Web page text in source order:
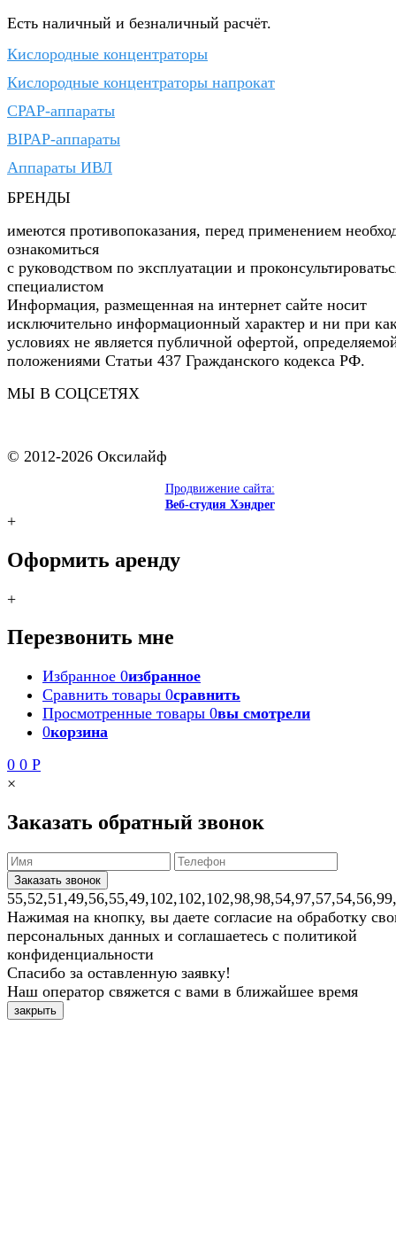
Есть наличный и безналичный расчёт.
Кислородные концентраторы
Кислородные концентраторы напрокат
CPAP-аппараты
BIPAP-аппараты
Аппараты ИВЛ
БРЕНДЫ
имеются противопоказания, перед применением
ознакомиться
с руководством по эксплуатации и
специалистом
Информация, размещенная на интернет сайте носит
исключительно информационный характер и ни при
условиях не является публичной офертой,
положениями Статьи 437 Гражданского кодекса РФ.
МЫ В СОЦСЕТЯХ
© 2012-2026 Оксилайф
Продвижение сайта:
Веб-студия Хэндрег
+
Оформить аренду
+
Перезвонить мне
Избранное 0избранное
Сравнить товары 0сравнить
Просмотренные товары 0вы смотрели
0корзина
0 0 Р
×
Заказать обратный звонок
Нажимая на кнопку, вы даете согласие на обработку
персональных данных и соглашаетесь с политикой
конфиденциальности
Спасибо за оставленную заявку!
Наш оператор свяжется с вами в ближайшее время
закрыть